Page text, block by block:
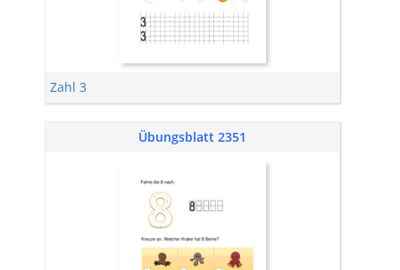
Zahl 3
Übungsblatt 2351